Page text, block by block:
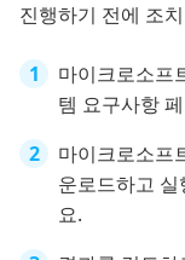
진행하기 전에 조
마이크로소프
템 요구사항
마이크로소프
운로드하고
요.